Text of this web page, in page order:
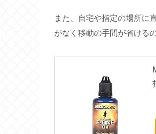
また、自宅や指定の場所に
がなく移動の手間が省ける